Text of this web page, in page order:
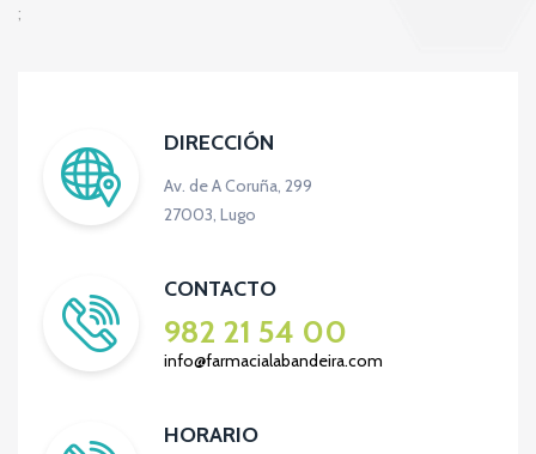
;
DIRECCIÓN
Av. de A Coruña, 299
27003, Lugo
CONTACTO
982 21 54 00
info@farmacialabandeira.com
HORARIO